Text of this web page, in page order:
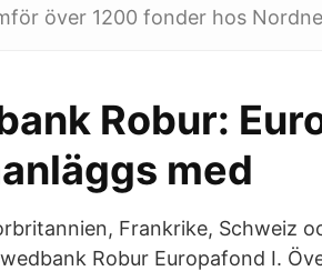
över 1200 fonder hos
Robur:
med
Frankrike, Schweiz
Robur Europafond I.